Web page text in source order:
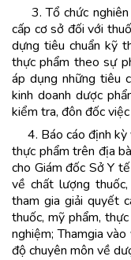
3. Tổ chức
cấp cơ sở đối với
dựng tiêu chuẩn kỹ
thực phẩm theo sự
áp dụng những tiêu
kinh doanh dược
kiểm tra, đôn đốc
4. Báo cáo định
thực phẩm trên địa
cho Giám đốc Sở Y
về chất lượng
tham gia giải quyết
thuốc, mỹ phẩm,
nghiệm; Thamgia
độ chuyên môn về